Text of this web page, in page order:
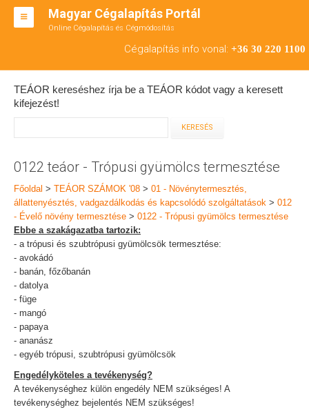
Magyar Cégalapítás Portál
Online Cégalapítás és Cégmódosítás
Cégalapítás info vonal: +36 30 220 1100
BT ALAPÍTÁS
RT ALAPÍTÁS
TEÁOR SZÁMOK '08
ENGEDÉLYKÖTELES
KAPCSOLAT
IRODÁK
TEÁOR kereséshez írja be a TEÁOR kódot vagy a keresett
kifejezést!
0122 teáor - Trópusi gyümölcs termesztése
Főoldal > TEÁOR SZÁMOK '08 > 01 - Növénytermesztés,
állattenyésztés, vadgazdálkodás és kapcsolódó szolgáltatások > 012
- Évelő növény termesztése > 0122 - Trópusi gyümölcs termesztése
Ebbe a szakágazatba tartozik:
- a trópusi és szubtrópusi gyümölcsök termesztése:
- avokádó
- banán, főzőbanán
- datolya
- füge
- mangó
- papaya
- ananász
- egyéb trópusi, szubtrópusi gyümölcsök
Engedélyköteles a tevékenység?
A tevékenységhez külön engedély NEM szükséges! A
tevékenységhez bejelentés NEM szükséges!